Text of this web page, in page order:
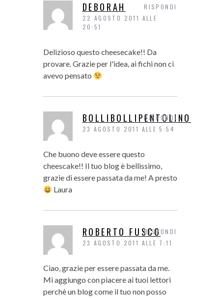
DEBORAH
22 AGOSTO 2011 ALLE
20:51
Delizioso questo cheesecake!! Da
provare. Grazie per l'idea, ai fichi non ci
avevo pensato
RISPONDI
BOLLIBOLLIPENTOLINO
23 AGOSTO 2011 ALLE 5:54
Che buono deve essere questo
cheescake!! Il tuo blog è bellissimo,
grazie di essere passata da me! A presto
Laura
RISPONDI
ROBERTO FUSCO
23 AGOSTO 2011 ALLE 7:11
Ciao, grazie per essere passata da me.
Mi aggiungo con piacere ai tuoi lettori
perchè un blog come il tuo non posso
RISPONDI